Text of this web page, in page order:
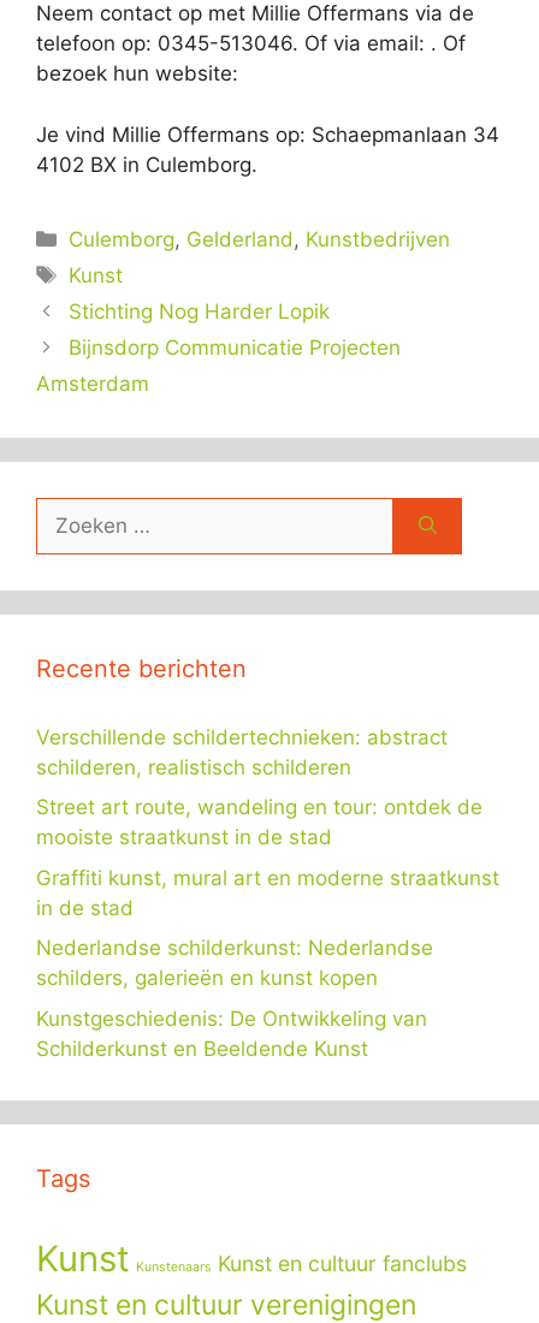
Neem contact op met Millie Offermans via de
telefoon op: 0345-513046. Of via email: . Of
bezoek hun website:
Je vind Millie Offermans op: Schaepmanlaan 34
4102 BX in Culemborg.
Categorieën
Culemborg, Gelderland , Kunstbedrijven
Tags
Kunst
Stichting Nog Harder Lopik
Bijnsdorp Communicatie Projecten
Amsterdam
naar:
Recente berichten
Verschillende schildertechnieken: abstract
schilderen, realistisch schilderen
Street art route, wandeling en tour: ontdek de
mooiste straatkunst in de stad
Graffiti kunst, mural art en moderne straatkunst
in de stad
Nederlandse schilderkunst: Nederlandse
schilders, galerieën en kunst kopen
Kunstgeschiedenis: De Ontwikkeling van
Schilderkunst en Beeldende Kunst
Tags
Kunst Kunstenaars Kunst en cultuur fanclubs
Kunst en cultuur verenigingen